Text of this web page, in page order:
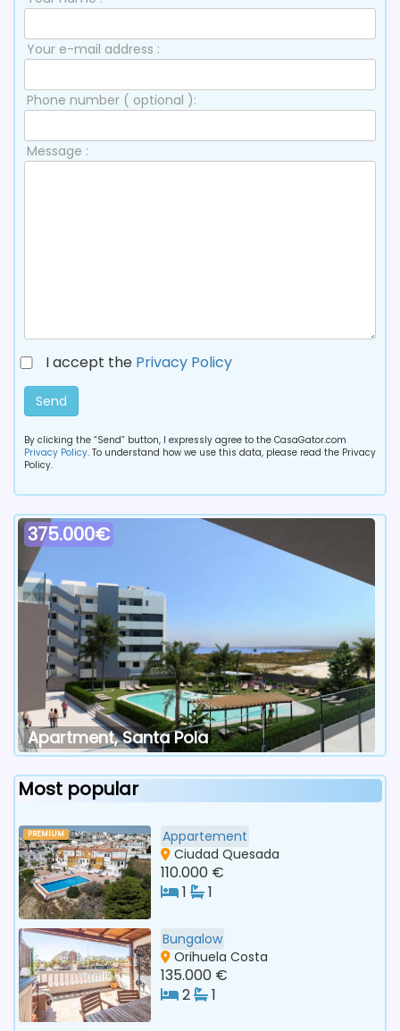
Your e-mail address :
Phone number ( optional ):
Message :
I accept the Privacy Policy
Send
By clicking the “Send” button, I expressly agree to the CasaGator.com
Privacy Policy. To understand how we use this data, please read the Privacy
Policy.
375.000€
Apartment, Santa Pola
Most popular
PREMIUM
Appartement
Ciudad Quesada
110.000 €
1
1
Bungalow
Orihuela Costa
135.000 €
2
1